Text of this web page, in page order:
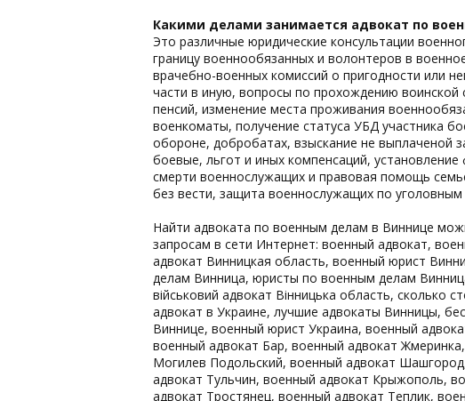
Какими делами занимается адвокат по
Это различные юридические консультации
границу военнообязанных и волонтеров в
врачебно-военных комиссий о пригодности или
части в иную, вопросы по прохождению
пенсий, изменение места проживания
военкоматы, получение статуса УБД участника
обороне, добробатах, взыскание не выплаченой
боевые, льгот и иных компенсаций,
смерти военнослужащих и правовая помощь
без вести, защита военнослужащих по
Найти адвоката по военным делам в Виннице
запросам в сети Интернет: военный адвокат,
адвокат Винницкая область, военный юрист
делам Винница, юристы по военным делам
військовий адвокат Вінницька область,
адвокат в Украине, лучшие адвокаты Винницы,
Виннице, военный юрист Украина, военный
военный адвокат Бар, военный адвокат
Могилев Подольский, военный адвокат
адвокат Тульчин, военный адвокат Крыжополь,
адвокат Тростянец, военный адвокат Теплик,